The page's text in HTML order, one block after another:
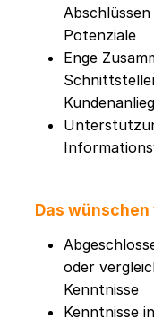
Potenziale
Enge
Das wünschen
oder
Kenntnisse
Kenntnisse in